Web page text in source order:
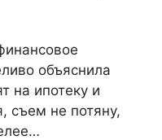
объяснила
на ипотеку и
съем не потяну,